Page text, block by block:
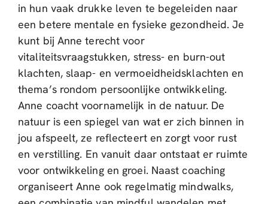
in hun vaak drukke leven te begeleiden naar
een betere mentale en fysieke gezondheid. Je
kunt bij Anne terecht voor
vitaliteitsvraagstukken, stress- en burn-out
klachten, slaap- en vermoeidheidsklachten en
thema’s rondom persoonlijke ontwikkeling.
Anne coacht voornamelijk in de natuur. De
natuur is een spiegel van wat er zich binnen in
jou afspeelt, ze reflecteert en zorgt voor rust
en verstilling. En vanuit daar ontstaat er ruimte
voor ontwikkeling en groei. Naast coaching
organiseert Anne ook regelmatig mindwalks,